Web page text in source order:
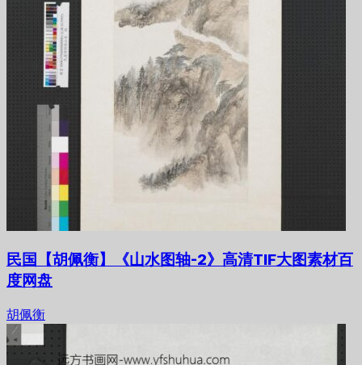
民国【胡佩衡】《山水图轴-2》高清TIF大图素材百
度网盘
胡佩衡